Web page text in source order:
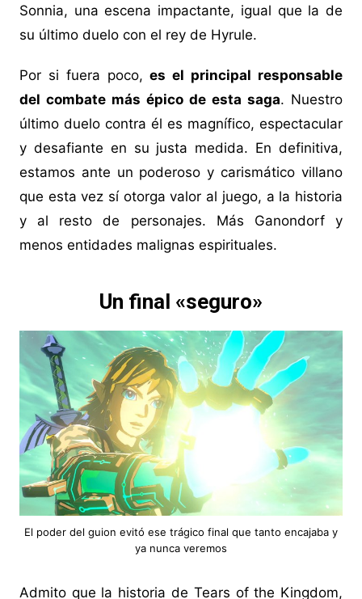
Sonnia, una escena impactante, igual que la de
su último duelo con el rey de Hyrule.
Por si fuera poco,es el principal responsable
del combate más épico de esta saga. Nuestro
último duelo contra él es magnífico, espectacular
y desafiante en su justa medida. En definitiva,
estamos ante un poderoso y carismático villano
que esta vez sí otorga valor al juego, a la historia
y al resto de personajes. Más Ganondorf y
menos entidades malignas espirituales.
Un final «seguro»
El poder del guion evitó ese trágico final que tanto encajaba y
ya nunca veremos
Admito que la historia de Tears of the Kingdom,